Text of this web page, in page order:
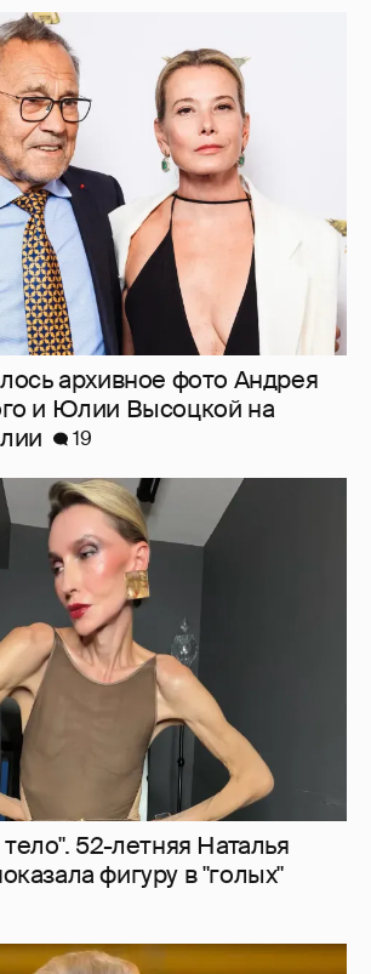
архивное фото Андрея
и Юлии Высоцкой на
19
52-летняя Наталья
фигуру в "голых"